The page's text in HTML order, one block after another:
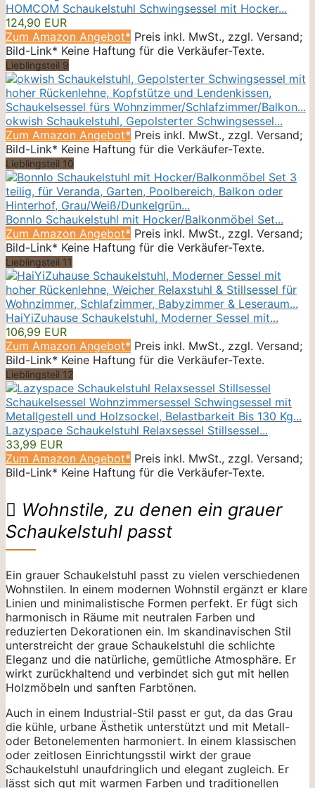
HOMCOM Schaukelstuhl Schwingsessel mit Hocker...
124,90 EUR
Zum Amazon Angebot* Preis inkl. MwSt., zzgl. Versand;
Bild-Link* Keine Haftung für die Verkäufer-Texte.
Lieblingsteil 9
okwish Schaukelstuhl, Gepolsterter Schwingsessel...
Zum Amazon Angebot* Preis inkl. MwSt., zzgl. Versand;
Bild-Link* Keine Haftung für die Verkäufer-Texte.
Lieblingsteil 10
Bonnlo Schaukelstuhl mit Hocker/Balkonmöbel Set...
Zum Amazon Angebot* Preis inkl. MwSt., zzgl. Versand;
Bild-Link* Keine Haftung für die Verkäufer-Texte.
Lieblingsteil 11
HaiYiZuhause Schaukelstuhl, Moderner Sessel mit...
106,99 EUR
Zum Amazon Angebot* Preis inkl. MwSt., zzgl. Versand;
Bild-Link* Keine Haftung für die Verkäufer-Texte.
Lieblingsteil 12
Lazyspace Schaukelstuhl Relaxsessel Stillsessel...
33,99 EUR
Zum Amazon Angebot* Preis inkl. MwSt., zzgl. Versand;
Bild-Link* Keine Haftung für die Verkäufer-Texte.
Wohnstile, zu denen ein grauer
Schaukelstuhl passt
Ein grauer Schaukelstuhl passt zu vielen verschiedenen
Wohnstilen. In einem modernen Wohnstil ergänzt er klare
Linien und minimalistische Formen perfekt. Er fügt sich
harmonisch in Räume mit neutralen Farben und
reduzierten Dekorationen ein. Im skandinavischen Stil
unterstreicht der graue Schaukelstuhl die schlichte
Eleganz und die natürliche, gemütliche Atmosphäre. Er
wirkt zurückhaltend und verbindet sich gut mit hellen
Holzmöbeln und sanften Farbtönen.
Auch in einem Industrial-Stil passt er gut, da das Grau
die kühle, urbane Ästhetik unterstützt und mit Metall-
oder Betonelementen harmoniert. In einem klassischen
oder zeitlosen Einrichtungsstil wirkt der graue
Schaukelstuhl unaufdringlich und elegant zugleich. Er
lässt sich gut mit warmen Farben und traditionellen